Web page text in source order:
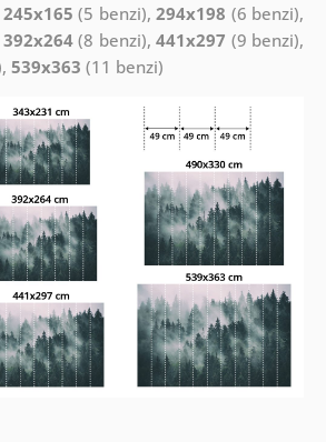
245x165 (5 benzi),294x198 (6 benzi),
392x264(8 benzi),441x297 (9 benzi),
539x363 (11 benzi)